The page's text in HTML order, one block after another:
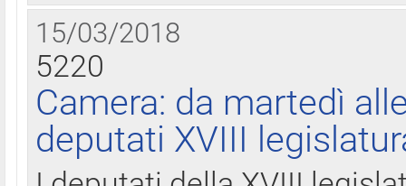
15/03/2018
5220
Camera: da martedì
deputati XVIII